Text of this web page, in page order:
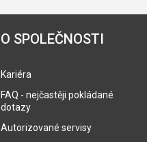
O SPOLEČNOSTI
Kariéra
FAQ - nejčastěji pokládané
dotazy
Autorizované servisy